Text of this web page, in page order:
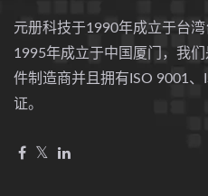
元册科技于1990年成立于台
1995年成立于中国厦门，我
件制造商并且拥有ISO 9001、
证。